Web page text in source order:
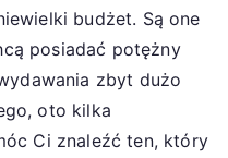
budżet. Są one
posiadać potężny
zbyt dużo
oto kilka
Ci znaleźć ten, który